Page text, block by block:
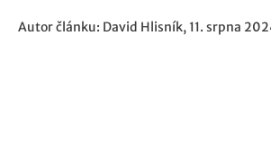
Autor článku: David Hlisník, 11. srpna